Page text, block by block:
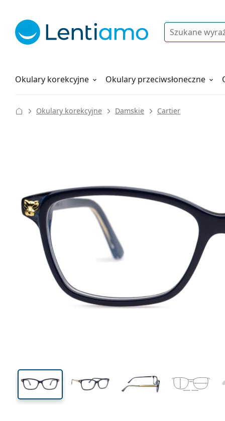
Wyszukiwanie
Płyny do soczewek
Okulary korekcyjne Okulary przeciwsłoneczne
Wszystko o zakupach
Okulary korekcyjne Damskie Cartier
132 mm
Szerokość
37 mm
Wysokość soczewki Szerokość soczewki
soczewki